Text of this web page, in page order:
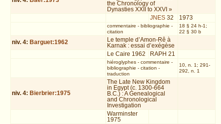
the Chronology of
Dynasties XXII to XXVI »
JNES 32 1973
commentaire - bibliographie -
citation
18 § 24 h-1;
22 § 30 b
niv. 4: Barguet:1962
Le temple d’Amon-Rê à
Karnak : essai d’exégèse
Le Caire 1962
RAPH 21
hiéroglyphes- commentaire -
bibliographie - citation -
traduction
10, n. 1; 291-
292, n. 1
niv. 4: Bierbrier:1975
The Late New Kingdom
in Egypt (c. 1300-664
B.C.) : A Genealogical
and Chronological
Investigation
Warminster
1975